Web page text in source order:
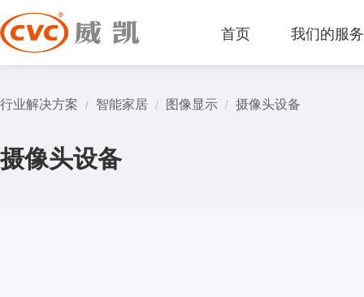
首页 我们的服务
行业解决方案 / 智能家居 / 图像显示 / 摄像头设备
摄像头设备